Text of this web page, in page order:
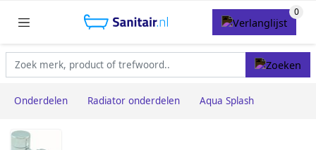
Onderdelen Radiator onderdelen Aqua Splash